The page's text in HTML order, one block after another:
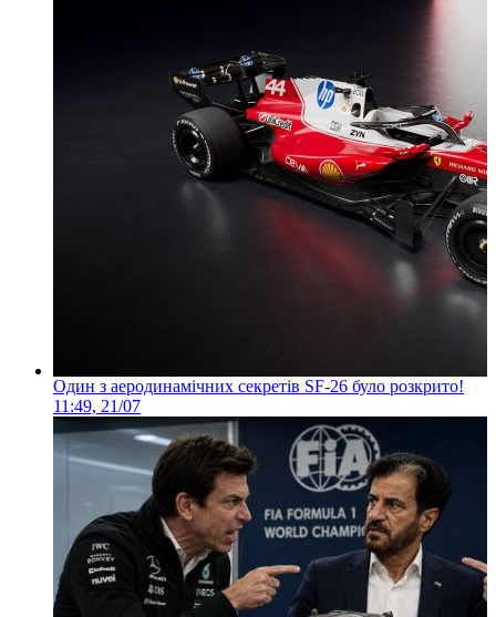
Один з аеродинамічних секретів SF-26 було розкрито!
11:49, 21/07